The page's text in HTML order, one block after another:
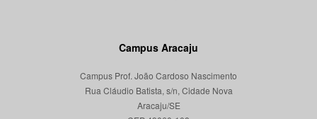
Campus Aracaju
Campus Prof. João Cardoso Nascimento
Rua Cláudio Batista, s/n, Cidade Nova
Aracaju/SE